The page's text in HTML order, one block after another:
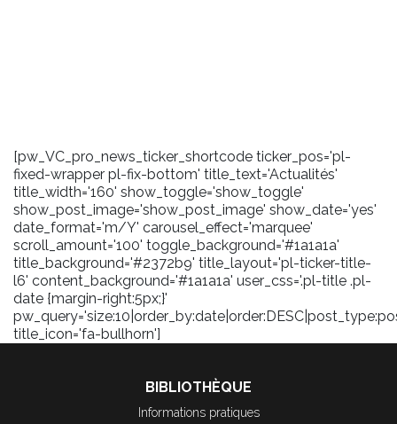
[pw_VC_pro_news_ticker_shortcode ticker_pos='pl-
fixed-wrapper pl-fix-bottom' title_text='Actualités'
title_width='160' show_toggle='show_toggle'
show_post_image='show_post_image' show_date='yes'
date_format='m/Y' carousel_effect='marquee'
scroll_amount='100' toggle_background='#1a1a1a'
title_background='#2372b9' title_layout='pl-ticker-title-
l6' content_background='#1a1a1a' user_css='.pl-title .pl-
date {margin-right:5px;}'
title_icon='fa-bullhorn']
BIBLIOTHÈQUE
Informations pratiques